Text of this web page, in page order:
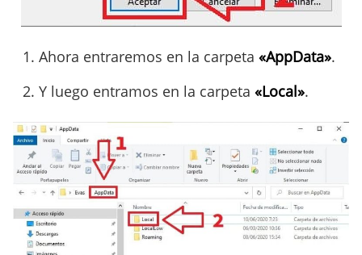
Ahora entraremos en la carpeta «AppData».
Y luego entramos en la carpeta «Local».